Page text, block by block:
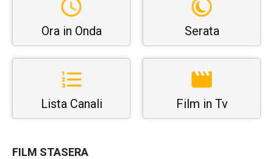
Ora in Onda Serata
Lista Canali Film in Tv
FILM STASERA